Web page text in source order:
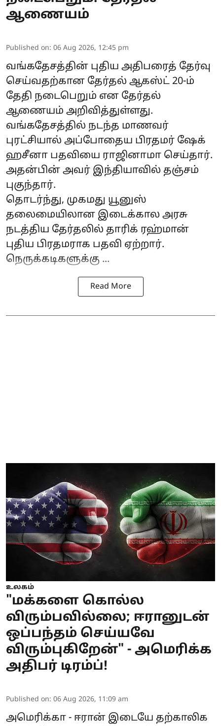
ஆணையம்
Published on: 06 Aug 2026, 12:45 pm
வங்கதேசத்தின் புதிய அதிபரைத் தேர்வு
செய்வதற்கான தேர்தல் ஆகஸ்ட் 20-ம்
தேதி நடைபெறும் என தேர்தல்
ஆணையம் அறிவித்துள்ளது.
வங்கதேசத்தில் நடந்த மாணவர்
புரட்சியால் அப்போதைய பிரதமர் ஷேக்
ஹசீனா பதவியை ராஜினாமா செய்தார்.
அதன்பின் அவர் இந்தியாவில் தஞ்சம்
புகுந்தார்.
தொடர்ந்து, முகமது யூனுஸ்
தலைமையிலான இடைக்கால அரசு
நடத்திய தேர்தலில் தாரிக் ரஹ்மான்
புதிய பிரதமராக பதவி ஏற்றார்.
நெருக்கடிகளுக்கு ...
Read More
உலகம்
"மக்களை கொல்ல
விரும்பவில்லை; ஈரானுடன்
ஒப்பந்தம் செய்யவே
விரும்புகிறேன்" - அமெரிக்க
அதிபர் டிரம்ப்!
Published on: 06 Aug 2026, 11:09 am
அமெரிக்கா - ஈரான் இடையே தற்காலிக